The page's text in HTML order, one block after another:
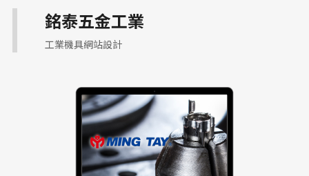
銘泰五金工業
工業機具網站設計